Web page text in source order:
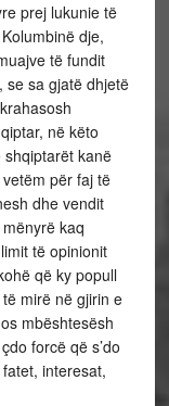
prej lukunie të
dje,
të fundit
se sa gjatë dhjetë
në këto
kanë
për faj të
dhe vendit
kaq
të opinionit
që ky popull
mirë në gjirin e
mbështesësh
forcë që s’do
interesat,